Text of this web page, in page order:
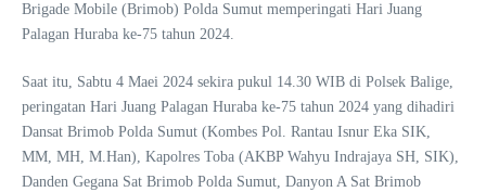
Brigade Mobile (Brimob) Polda Sumut memperingati Hari Juang
Palagan Huraba ke-75 tahun 2024.
Saat itu, Sabtu 4 Maei 2024 sekira pukul 14.30 WIB di Polsek Balige,
peringatan Hari Juang Palagan Huraba ke-75 tahun 2024 yang dihadiri
Dansat Brimob Polda Sumut (Kombes Pol. Rantau Isnur Eka SIK,
MM, MH, M.Han), Kapolres Toba (AKBP Wahyu Indrajaya SH, SIK),
Danden Gegana Sat Brimob Polda Sumut, Danyon A Sat Brimob